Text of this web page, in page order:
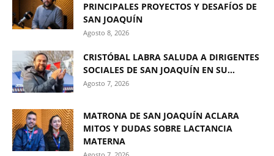
PRINCIPALES PROYECTOS Y DESAFÍOS DE
SAN JOAQUÍN
Agosto 8, 2026
CRISTÓBAL LABRA SALUDA A DIRIGENTES
SOCIALES DE SAN JOAQUÍN EN SU...
Agosto 7, 2026
MATRONA DE SAN JOAQUÍN ACLARA
MITOS Y DUDAS SOBRE LACTANCIA
MATERNA